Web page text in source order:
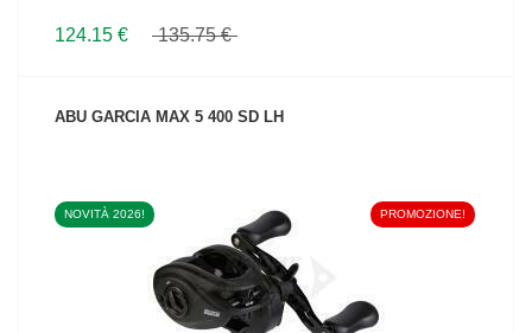
124.15 € 135.75 €
ABU GARCIA MAX 5 400 SD LH
VEDI IL PRODOTTO
NOVITÀ 2026! PROMOZIONE!